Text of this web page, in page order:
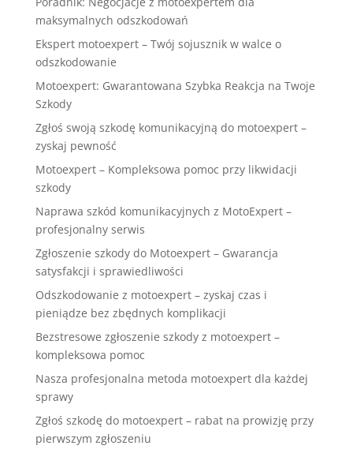
maksymalnych odszkodowań
Ekspert motoexpert – Twój sojusznik w walce o
odszkodowanie
Motoexpert: Gwarantowana Szybka Reakcja na Twoje
Szkody
Zgłoś swoją szkodę komunikacyjną do motoexpert –
zyskaj pewność
Motoexpert – Kompleksowa pomoc przy likwidacji
szkody
Naprawa szkód komunikacyjnych z MotoExpert –
profesjonalny serwis
Zgłoszenie szkody do Motoexpert – Gwarancja
satysfakcji i sprawiedliwości
Odszkodowanie z motoexpert – zyskaj czas i
pieniądze bez zbędnych komplikacji
Bezstresowe zgłoszenie szkody z motoexpert –
kompleksowa pomoc
Nasza profesjonalna metoda motoexpert dla każdej
sprawy
Zgłoś szkodę do motoexpert – rabat na prowizję przy
pierwszym zgłoszeniu